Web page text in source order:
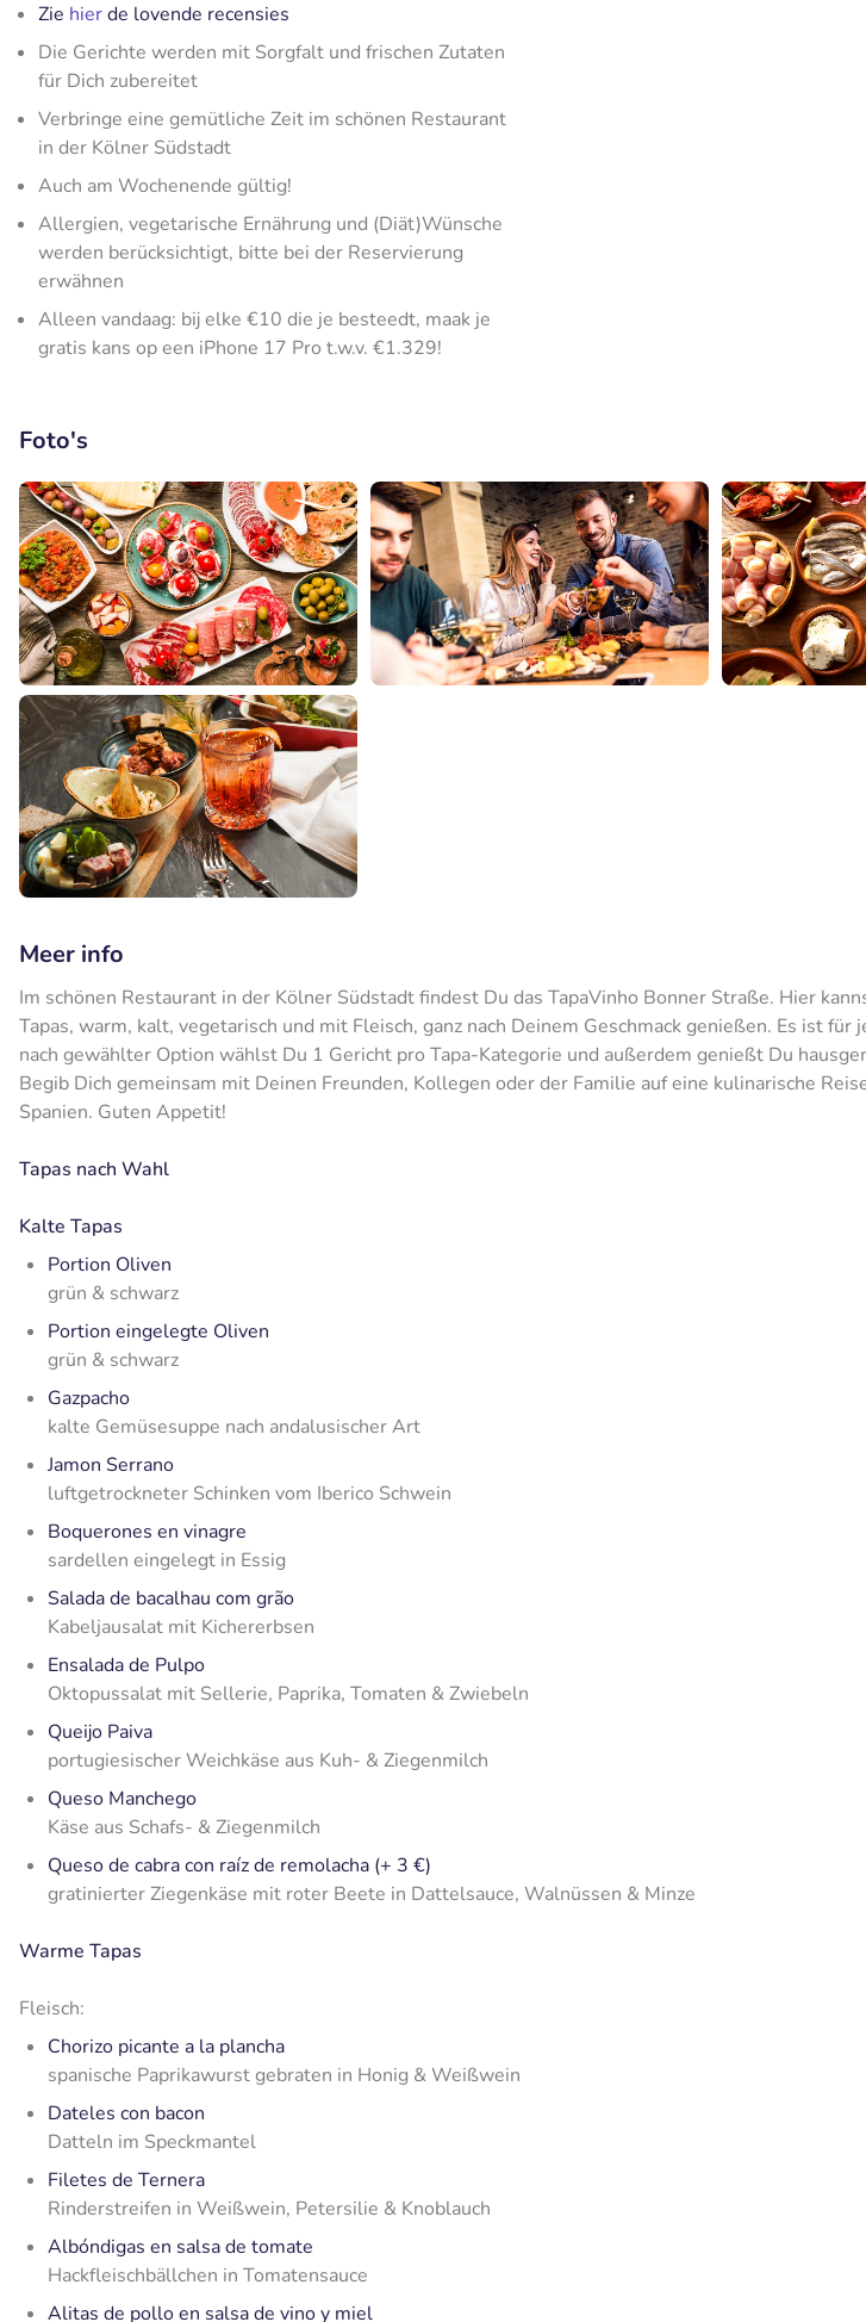
Zie hierde lovende recensies
Die Gerichte werden mit Sorgfalt und frischen Zutaten
für Dich zubereitet
Verbringe eine gemütliche Zeit im schönen Restaurant
in der Kölner Südstadt
Auch am Wochenende gültig!
Allergien, vegetarische Ernährung und (Diät)Wünsche
werden berücksichtigt, bitte bei der Reservierung
erwähnen
Alleen vandaag: bij elke €10 die je besteedt, maak je
gratis kans op een iPhone 17 Pro t.w.v. €1.329!
Foto's
Meer info
Im schönen Restaurant in der Kölner Südstadt findest Du das TapaVinho Bonner Straße. Hier
Tapas, warm, kalt, vegetarisch und mit Fleisch, ganz nach Deinem Geschmack genießen. Es ist für
nach gewählter Option wählst Du 1 Gericht pro Tapa-Kategorie und außerdem genießt Du
Begib Dich gemeinsam mit Deinen Freunden, Kollegen oder der Familie auf eine kulinarische
Spanien. Guten Appetit!
Tapas nach Wahl
Kalte Tapas
Portion Oliven
grün & schwarz
Portion eingelegte Oliven
grün & schwarz
Gazpacho
kalte Gemüsesuppe nach andalusischer Art
Jamon Serrano
luftgetrockneter Schinken vom Iberico Schwein
Boquerones en vinagre
sardellen eingelegt in Essig
Salada de bacalhau com grão
Kabeljausalat mit Kichererbsen
Ensalada de Pulpo
Oktopussalat mit Sellerie, Paprika, Tomaten & Zwiebeln
Queijo Paiva
portugiesischer Weichkäse aus Kuh- & Ziegenmilch
Queso Manchego
Käse aus Schafs- & Ziegenmilch
Queso de cabra con raíz de remolacha (+ 3 €)
gratinierter Ziegenkäse mit roter Beete in Dattelsauce, Walnüssen & Minze
Warme Tapas
Fleisch:
Chorizo picante a la plancha
spanische Paprikawurst gebraten in Honig & Weißwein
Dateles con bacon
Datteln im Speckmantel
Filetes de Ternera
Rinderstreifen in Weißwein, Petersilie & Knoblauch
Albóndigas en salsa de tomate
Hackfleischbällchen in Tomatensauce
Alitas de pollo en salsa de vino y miel